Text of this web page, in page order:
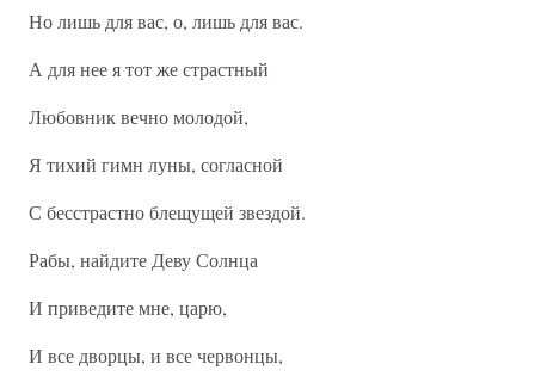
Но лишь для вас, о, лишь для вас.
А для нее я тот же страстный
Любовник вечно молодой,
Я тихий гимн луны, согласной
С бесстрастно блещущей звездой.
Рабы, найдите Деву Солнца
И приведите мне, царю,
И все дворцы, и все червонцы,